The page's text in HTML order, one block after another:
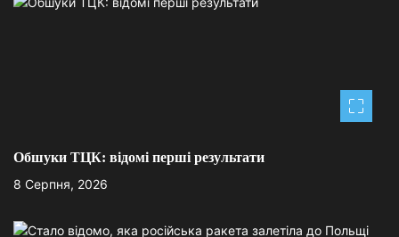
з
а
п
Обшуки ТЦК: відомі перші результати
8 Серпня, 2026